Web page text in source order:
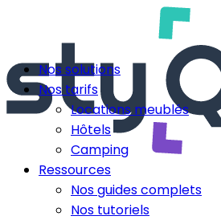
Nos solutions
Nos tarifs
Locations meublés
Hôtels
Camping
Ressources
Nos guides complets
Nos tutoriels